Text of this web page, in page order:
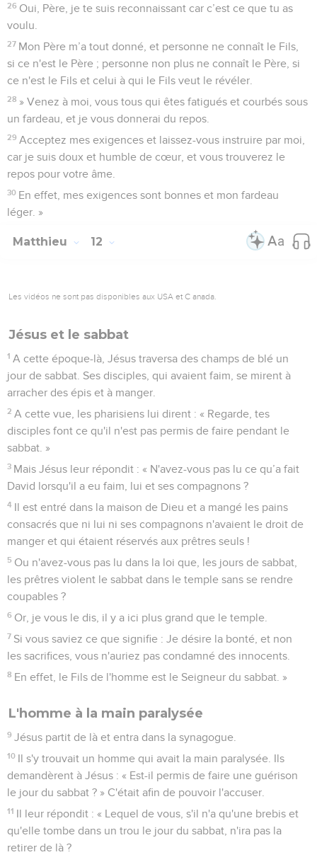
26 Oui, Père, je te suis reconnaissant car c’est ce que tu as
voulu.
27 Mon Père m’a tout donné, et personne ne connaît le Fils,
si ce n'est le Père ; personne non plus ne connaît le Père, si
ce n'est le Fils et celui à qui le Fils veut le révéler.
28 » Venez à moi, vous tous qui êtes fatigués et courbés sous
un fardeau, et je vous donnerai du repos.
29 Acceptez mes exigences et laissez-vous instruire par moi,
car je suis doux et humble de cœur, et vous trouverez le
repos pour votre âme.
30 En effet, mes exigences sont bonnes et mon fardeau
léger. »
Matthieu 12
Les vidéos ne sont pas disponibles aux USA et C anada.
Jésus et le sabbat
1 A cette époque-là, Jésus traversa des champs de blé un
jour de sabbat. Ses disciples, qui avaient faim, se mirent à
arracher des épis et à manger.
2 A cette vue, les pharisiens lui dirent : « Regarde, tes
disciples font ce qu'il n'est pas permis de faire pendant le
sabbat. »
3 Mais Jésus leur répondit : « N'avez-vous pas lu ce qu’a fait
David lorsqu'il a eu faim, lui et ses compagnons ?
4 Il est entré dans la maison de Dieu et a mangé les pains
consacrés que ni lui ni ses compagnons n'avaient le droit de
manger et qui étaient réservés aux prêtres seuls !
5 Ou n'avez-vous pas lu dans la loi que, les jours de sabbat,
les prêtres violent le sabbat dans le temple sans se rendre
coupables ?
6 Or, je vous le dis, il y a ici plus grand que le temple.
7 Si vous saviez ce que signifie : Je désire la bonté, et non
les sacrifices, vous n'auriez pas condamné des innocents.
8 En effet, le Fils de l'homme est le Seigneur du sabbat. »
L'homme à la main paralysée
9 Jésus partit de là et entra dans la synagogue.
10 Il s'y trouvait un homme qui avait la main paralysée. Ils
demandèrent à Jésus : « Est-il permis de faire une guérison
le jour du sabbat ? » C'était afin de pouvoir l'accuser.
11 Il leur répondit : « Lequel de vous, s'il n'a qu'une brebis et
qu'elle tombe dans un trou le jour du sabbat, n'ira pas la
retirer de là ?